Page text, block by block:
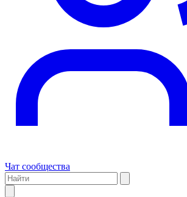
Чат сообщества